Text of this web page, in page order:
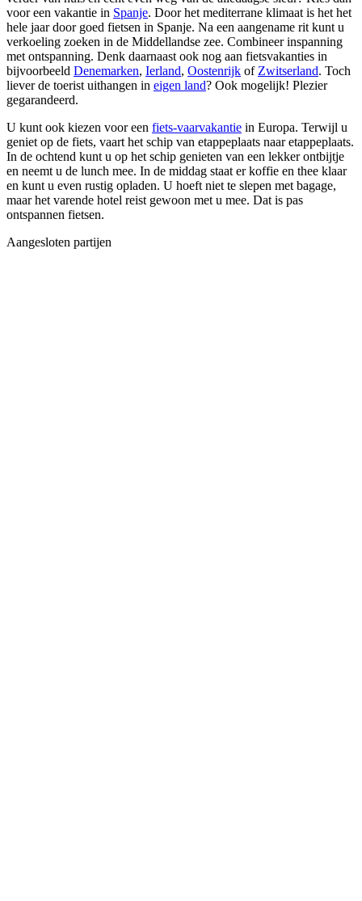
voor een vakantie in Spanje. Door het mediterrane klimaat is het het
hele jaar door goed fietsen in Spanje. Na een aangename rit kunt u
verkoeling zoeken in de Middellandse zee. Combineer inspanning
met ontspanning. Denk daarnaast ook nog aan fietsvakanties in
bijvoorbeeld Denemarken, Ierland, Oostenrijk of Zwitserland. Toch
liever de toerist uithangen in eigen land? Ook mogelijk! Plezier
gegarandeerd.
U kunt ook kiezen voor een fiets-vaarvakantie in Europa. Terwijl u
geniet op de fiets, vaart het schip van etappeplaats naar etappeplaats.
In de ochtend kunt u op het schip genieten van een lekker ontbijtje
en neemt u de lunch mee. In de middag staat er koffie en thee klaar
en kunt u even rustig opladen. U hoeft niet te slepen met bagage,
maar het varende hotel reist gewoon met u mee. Dat is pas
ontspannen fietsen.
Aangesloten partijen